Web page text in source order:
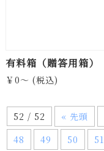
有料箱（贈答用箱）
￥0～ (税込)
52 / 52 « 先頭
48
49 50 51